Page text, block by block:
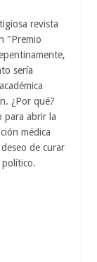
revista
"Premio
sería
¿Por qué?
para abrir la
médica
de curar
político.